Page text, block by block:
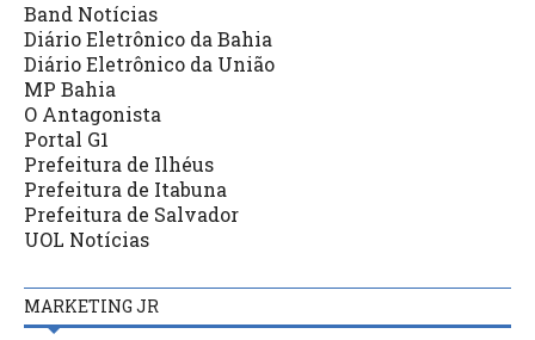
Band Notícias
Diário Eletrônico da Bahia
Diário Eletrônico da União
MP Bahia
O Antagonista
Portal G1
Prefeitura de Ilhéus
Prefeitura de Itabuna
Prefeitura de Salvador
UOL Notícias
MARKETING JR